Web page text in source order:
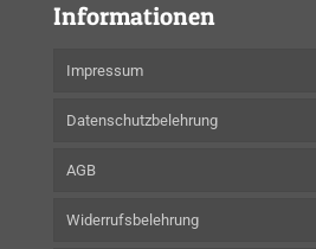
Informationen
Impressum
Datenschutzbelehrung
AGB
Widerrufsbelehrung